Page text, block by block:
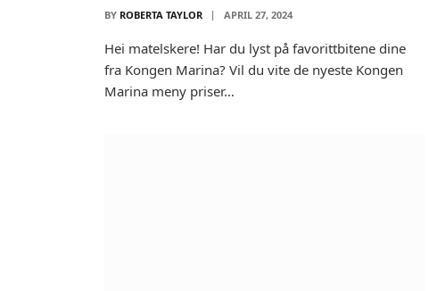
BY ROBERTA TAYLOR APRIL 27, 2024
Hei matelskere! Har du lyst på favorittbitene dine
fra Kongen Marina? Vil du vite de nyeste Kongen
Marina meny priser…